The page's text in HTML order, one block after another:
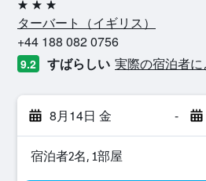
3つ星
ターバート​（イギリス​）​
+44 188 082 0756
9.2 すばらしい 実際の宿泊者
8月14日 金 -
宿泊者2名, 1​部屋